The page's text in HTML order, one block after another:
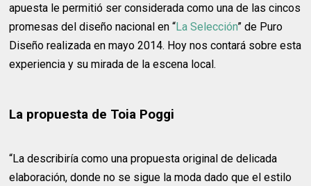
apuesta le permitió ser considerada como una de las cincos
promesas del diseño nacional en “La Selección” de Puro
Diseño realizada en mayo 2014. Hoy nos contará sobre esta
experiencia y su mirada de la escena local.
La propuesta de Toia Poggi
“La describiría como una propuesta original de delicada
elaboración, donde no se sigue la moda dado que el estilo